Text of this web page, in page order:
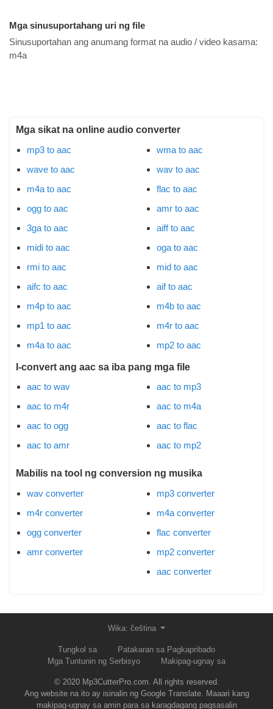
Mga sinusuportahang uri ng file
Sinusuportahan ang anumang format na audio / video kasama:
m4a
Mga sikat na online audio converter
mp3 to aac
wave to aac
m4a to aac
ogg to aac
3ga to aac
midi to aac
rmi to aac
aifc to aac
m4p to aac
mp1 to aac
m4a to aac
wma to aac
wav to aac
flac to aac
amr to aac
aiff to aac
oga to aac
mid to aac
aif to aac
m4b to aac
m4r to aac
mp2 to aac
I-convert ang aac sa iba pang mga file
aac to wav
aac to m4r
aac to ogg
aac to amr
aac to mp3
aac to m4a
aac to flac
aac to mp2
Mabilis na tool ng conversion ng musika
wav converter
m4r converter
ogg converter
amr converter
mp3 converter
m4a converter
flac converter
mp2 converter
aac converter
Wika: čeština
Tungkol sa
Patakaran sa Pagkapribado
Mga Tuntunin ng Serbisyo
Makipag-ugnay sa
© 2020 Mp3CutterPro.com. All rights reserved.
Ang website na ito ay isinalin ng Google Translate. Maaari kang
makipag-ugnay sa amin para sa karagdagang pagsasalin